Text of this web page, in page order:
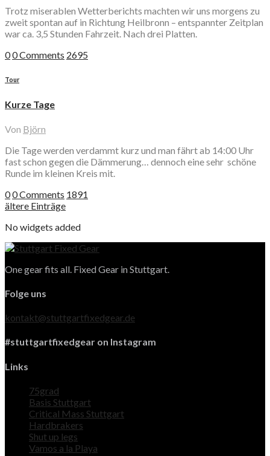
Trotz miserablen Wetterberichts machten wir uns morgens zu
zweit spontan auf in Richtung Heilbronn – entspannter Zeitplan
war ca. 3,5 Stunden Fahrzeit. Nach drei Platten.
00 Comments 2695
Tour
Kurze Tage
Von Björn
Die Tage werden verdammt kurz und man fährt ab 14:00 Uhr
fast schon gegen die Dämmerung… dennoch eine sehr schöne
Runde im kleinen Kreis mit.
00 Comments 1891
ältere Einträge
No widgets added
One gear fits all. Fixed Gear in Stuttgart.
Folge uns
kontakt@stuttgartfixedgear.de
#stuttgartfixedgear on Instagram
Links
75grad
Basis Stuttgart
Critical Mass Stuttgart
Hardbrakers
Shut up legs
Vamos a la Playa